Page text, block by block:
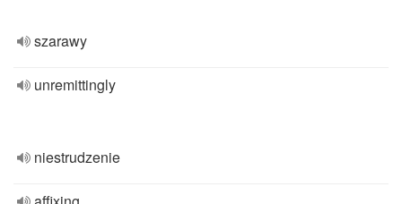
szarawy
unremittingly
niestrudzenie